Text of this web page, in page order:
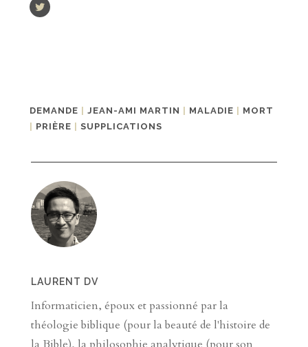
DEMANDE JEAN-AMI MARTIN MALADIE
MORT
PRIÈRE SUPPLICATIONS
LAURENT DV
Informaticien, époux et passionné par la
théologie biblique (pour la beauté de l'histoire de